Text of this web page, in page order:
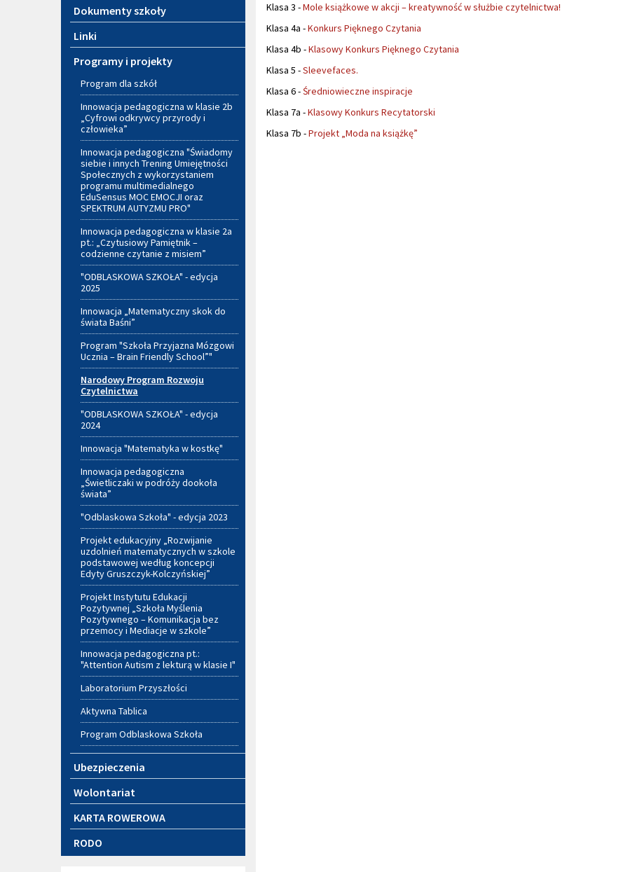
Dokumenty szkoły
Linki
Programy i projekty
Program dla szkół
Innowacja pedagogiczna w klasie 2b
„Cyfrowi odkrywcy przyrody i
człowieka”
Innowacja pedagogiczna "Świadomy
siebie i innych Trening Umiejętności
Społecznych z wykorzystaniem
programu multimedialnego
EduSensus MOC EMOCJI oraz
SPEKTRUM AUTYZMU PRO"
Innowacja pedagogiczna w klasie 2a
pt.: „Czytusiowy Pamiętnik –
codzienne czytanie z misiem”
"ODBLASKOWA SZKOŁA" - edycja
2025
Innowacja „Matematyczny skok do
świata Baśni”
Program "Szkoła Przyjazna Mózgowi
Ucznia – Brain Friendly School”"
Narodowy Program Rozwoju
Czytelnictwa
"ODBLASKOWA SZKOŁA" - edycja
2024
Innowacja "Matematyka w kostkę"
Innowacja pedagogiczna
„Świetliczaki w podróży dookoła
świata”
"Odblaskowa Szkoła" - edycja 2023
Projekt edukacyjny „Rozwijanie
uzdolnień matematycznych w szkole
podstawowej według koncepcji
Edyty Gruszczyk-Kolczyńskiej”
Projekt Instytutu Edukacji
Pozytywnej „Szkoła Myślenia
Pozytywnego – Komunikacja bez
przemocy i Mediacje w szkole”
Innowacja pedagogiczna pt.:
"Attention Autism z lekturą w klasie I"
Laboratorium Przyszłości
Aktywna Tablica
Program Odblaskowa Szkoła
Ubezpieczenia
Wolontariat
KARTA ROWEROWA
RODO
Klasa 3 -Mole książkowe w akcji – kreatywność w służbie czytelnictwa!
Klasa 4a -Konkurs Pięknego Czytania
Klasa 4b -Klasowy Konkurs Pięknego Czytania
Klasa 5 -Sleevefaces.
Klasa 6 -Średniowieczne inspiracje
Klasa 7a -Klasowy Konkurs Recytatorski
Klasa 7b -Projekt „Moda na książkę”